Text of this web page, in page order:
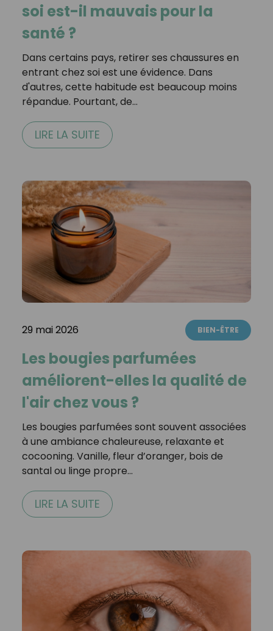
soi est-il mauvais pour la
santé ?
Dans certains pays, retirer ses chaussures en
entrant chez soi est une évidence. Dans
d'autres, cette habitude est beaucoup moins
répandue. Pourtant, de…
LIRE LA SUITE
29 mai 2026 BIEN-ÊTRE
Les bougies parfumées
améliorent-elles la qualité de
l'air chez vous ?
Les bougies parfumées sont souvent associées
à une ambiance chaleureuse, relaxante et
cocooning. Vanille, fleur d’oranger, bois de
santal ou linge propre…
LIRE LA SUITE